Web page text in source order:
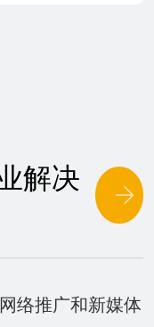
去拍照，做真
可以由企业法
计和网站开发我
拟主机上运
页面，然后开发
的网站源代码上
解决
络推广和新媒体